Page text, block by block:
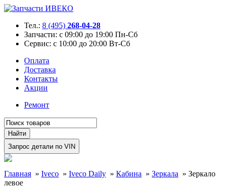
Тел.: 8 (495) 268-04-28
Запчасти: с 09:00 до 19:00 Пн-Сб
Сервис: с 10:00 до 20:00 Вт-Сб
Оплата
Доставка
Контакты
Акции
Ремонт
Главная » Iveco » Iveco Daily » Кабина » Зеркала » Зеркало
левое